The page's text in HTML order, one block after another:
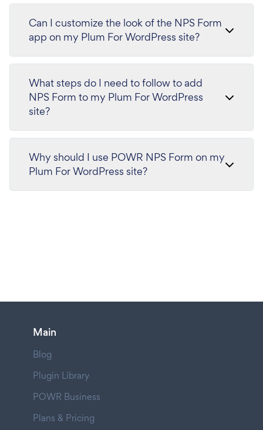
Can I customize the look of the NPS Form
app on my Plum For WordPress site?
What steps do I need to follow to add
NPS Form to my Plum For WordPress
site?
Why should I use POWR NPS Form on my
Plum For WordPress site?
Main
Blog
Plugin Library
POWR Business
Plans & Pricing